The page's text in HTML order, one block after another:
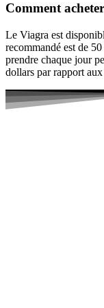
Comment
Le Viagra est
recommandé est de
prendre chaque jour
dollars par rapport